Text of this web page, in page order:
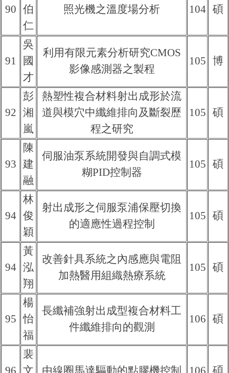
90 伯
仁
照光機之溫度場分析 104 碩
91
吳
國
才
利用有限元素分析研究CMOS
影像感測器之製程
105 博
92
彭
湘
嵐
熱塑性複合材料射出成形於流
道與模穴中纖維排向及斷裂歷
程之研究
105 碩
93
陳
建
融
伺服油泵系統開發與自調式模
糊PID控制器
105 碩
94
林
俊
穎
射出成形之伺服泵浦保壓切換
的適應性過程控制
105 碩
94
黃
泓
翔
改善針具系統之內感應與電阻
加熱醫用組織熱療系統
105 碩
95
楊
怡
福
長纖補強射出成型複合材料工
件纖維排向的觀測
106 碩
96
裴
文
由線圈馬達驅動的點膠機控制 106 碩